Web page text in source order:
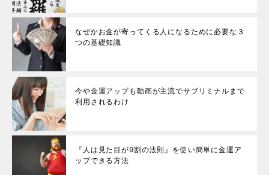
なぜかお金が寄ってくる人になるために必要な３
つの基礎知識
今や金運アップも動画が主流でサブリミナルまで
利用されるわけ
『人は見た目が9割の法則』を使い簡単に金運ア
ップできる方法